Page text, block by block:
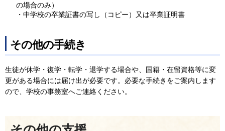
の場合のみ）
・中学校の卒業証書の写し（コピー）又は卒業証明書
その他の手続き
生徒が休学・復学・転学・退学する場合や、国籍・在留資格等に変
更がある場合には届け出が必要です。必要な手続きをご案内します
ので、学校の事務室へご連絡ください。